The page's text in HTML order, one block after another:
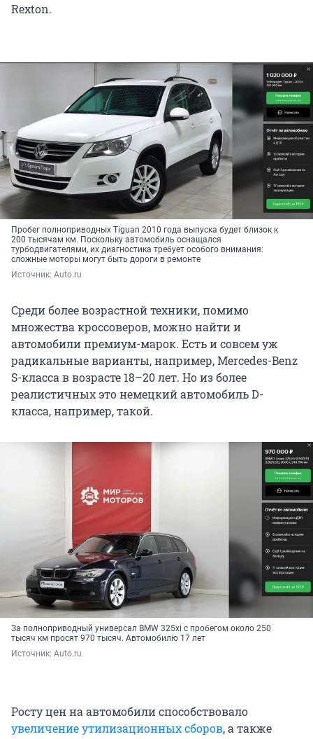
Rexton.
Пробег полноприводных Tiguan 2010 года выпуска будет близок к
200 тысячам км. Поскольку автомобиль оснащался
турбодвигателями, их диагностика требует особого внимания:
сложные моторы могут быть дороги в ремонте
Источник: Auto.ru
Среди более возрастной техники, помимо
множества кроссоверов, можно найти и
автомобили премиум-марок. Есть и совсем уж
радикальные варианты, например, Mercedes-Benz
S-класса в возрасте 18–20 лет. Но из более
реалистичных это немецкий автомобиль D-
класса, например, такой.
За полноприводный универсал BMW 325xi с пробегом около 250
тысяч км просят 970 тысяч. Автомобилю 17 лет
Источник: Auto.ru
Росту цен на автомобили способствовало
увеличение утилизационных сборов, а также